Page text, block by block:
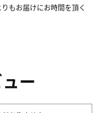
もお届けにお時間を頂く
ー